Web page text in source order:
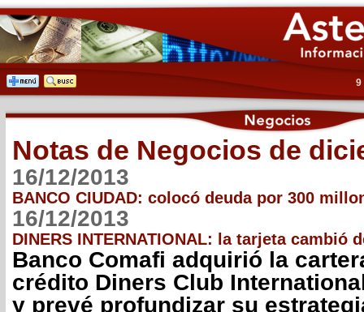
9
Notas de Negocios de
16/12/2013
BANCO CIUDAD: colocó deuda por 300
16/12/2013
DINERS INTERNATIONAL: la tarjeta cambió
Banco Comafi adquirió la
crédito Diners Club
y prevé profundizar su